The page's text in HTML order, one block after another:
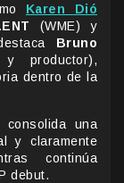
Karen Dió
(WME) y
Bruno
productor),
dentro de la
consolida una
y claramente
continúa
debut.